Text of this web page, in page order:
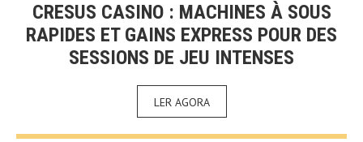
CRESUS CASINO : MACHINES À SOUS
RAPIDES ET GAINS EXPRESS POUR DES
SESSIONS DE JEU INTENSES
LER AGORA